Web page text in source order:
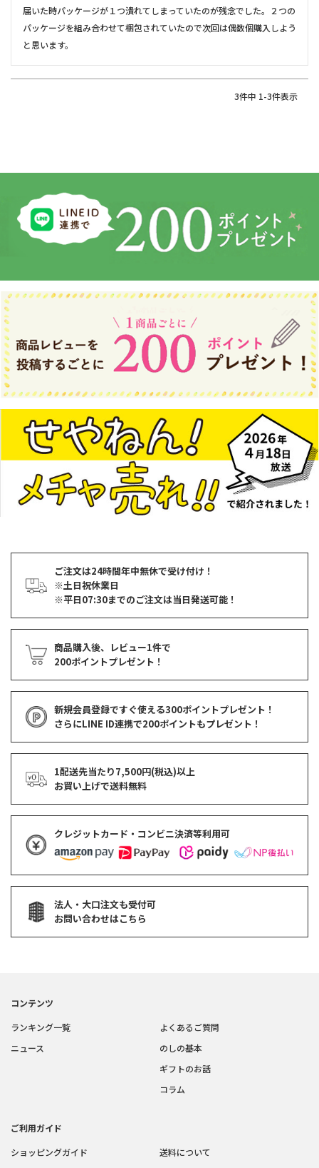
届いた時パッケージが１つ潰れてしまっていたのが残念でした。２つの
パッケージを組み合わせて梱包されていたので次回は偶数個購入しよう
と思います。
3件中 1-3件表示
ご注文は24時間年中無休で受け付け！
※土日祝休業日
※平日07:30までのご注文は当日発送可能！
商品購入後、レビュー1件で
200ポイントプレゼント！
新規会員登録ですぐ使える300ポイントプレゼント！
さらにLINE ID連携で200ポイントもプレゼント！
1配送先当たり7,500円(税込)以上
お買い上げで送料無料
クレジットカード・コンビニ決済等利用可
法人・大口注文も受付可
お問い合わせはこちら
コンテンツ
ランキング一覧
ニュース
よくあるご質問
のしの基本
ギフトのお話
コラム
ご利用ガイド
ショッピングガイド
送料について